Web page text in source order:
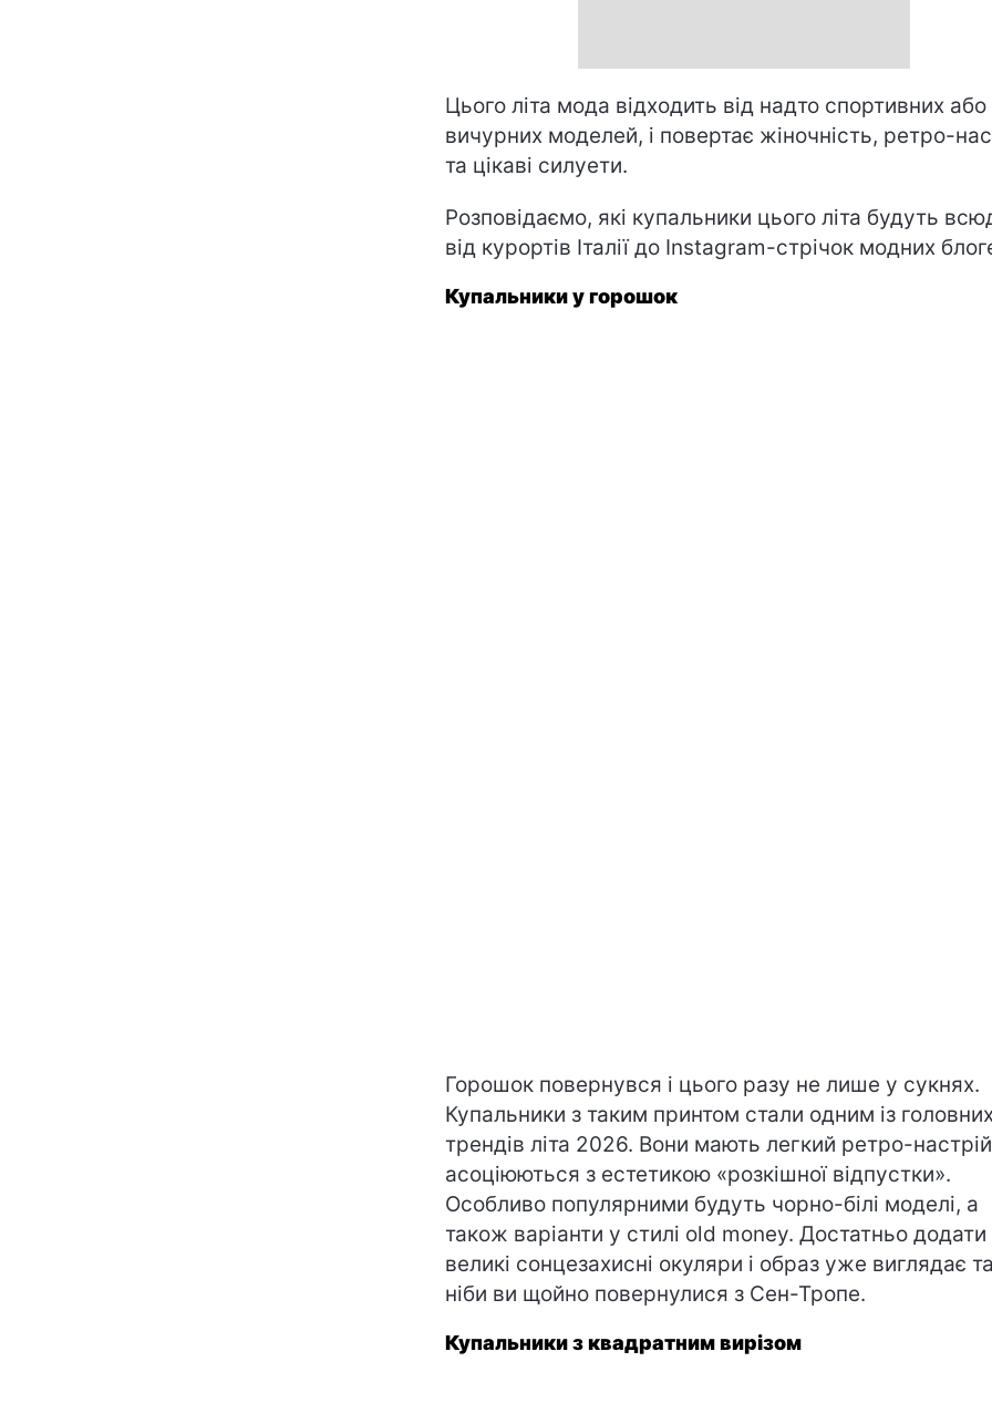
Цього літа мода відходить від надто спортивних або
вичурних моделей, і повертає жіночність, ретро-
та цікаві силуети.
Розповідаємо, які купальники цього літа будуть
від курортів Італії до Instagram-стрічок модних
Купальники у горошок
Горошок повернувся і цього разу не лише у сукнях.
Купальники з таким принтом стали одним із
трендів літа 2026. Вони мають легкий ретро-настрій
асоціюються з естетикою «розкішної відпустки».
Особливо популярними будуть чорно-білі моделі, а
також варіанти у стилі old money. Достатньо додати
великі сонцезахисні окуляри і образ уже виглядає
ніби ви щойно повернулися з Сен-Тропе.
Купальники з квадратним вирізом